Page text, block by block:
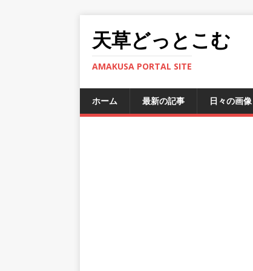
天草どっとこむ
AMAKUSA PORTAL SITE
ホーム 最新の記事 日々の画